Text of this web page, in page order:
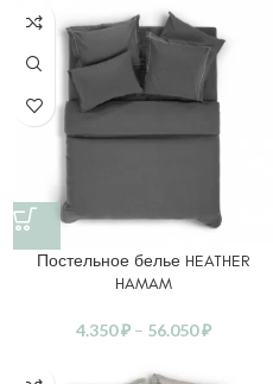
Постельное белье HEATHER
HAMAM
4.350₽ – 56.050₽